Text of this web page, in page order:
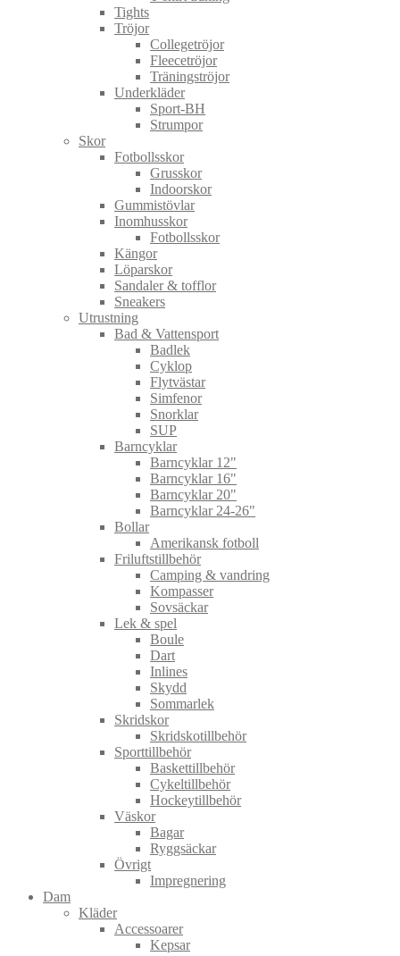
Tights
Tröjor
Collegetröjor
Fleecetröjor
Träningströjor
Underkläder
Sport-BH
Strumpor
Skor
Fotbollsskor
Grusskor
Indoorskor
Gummistövlar
Inomhusskor
Fotbollsskor
Kängor
Löparskor
Sandaler & tofflor
Sneakers
Utrustning
Bad & Vattensport
Badlek
Cyklop
Flytvästar
Simfenor
Snorklar
SUP
Barncyklar
Barncyklar 12"
Barncyklar 16"
Barncyklar 20"
Barncyklar 24-26"
Bollar
Amerikansk fotboll
Friluftstillbehör
Camping & vandring
Kompasser
Sovsäckar
Lek & spel
Boule
Dart
Inlines
Skydd
Sommarlek
Skridskor
Skridskotillbehör
Sporttillbehör
Baskettillbehör
Cykeltillbehör
Hockeytillbehör
Väskor
Bagar
Ryggsäckar
Övrigt
Impregnering
Dam
Kläder
Accessoarer
Kepsar